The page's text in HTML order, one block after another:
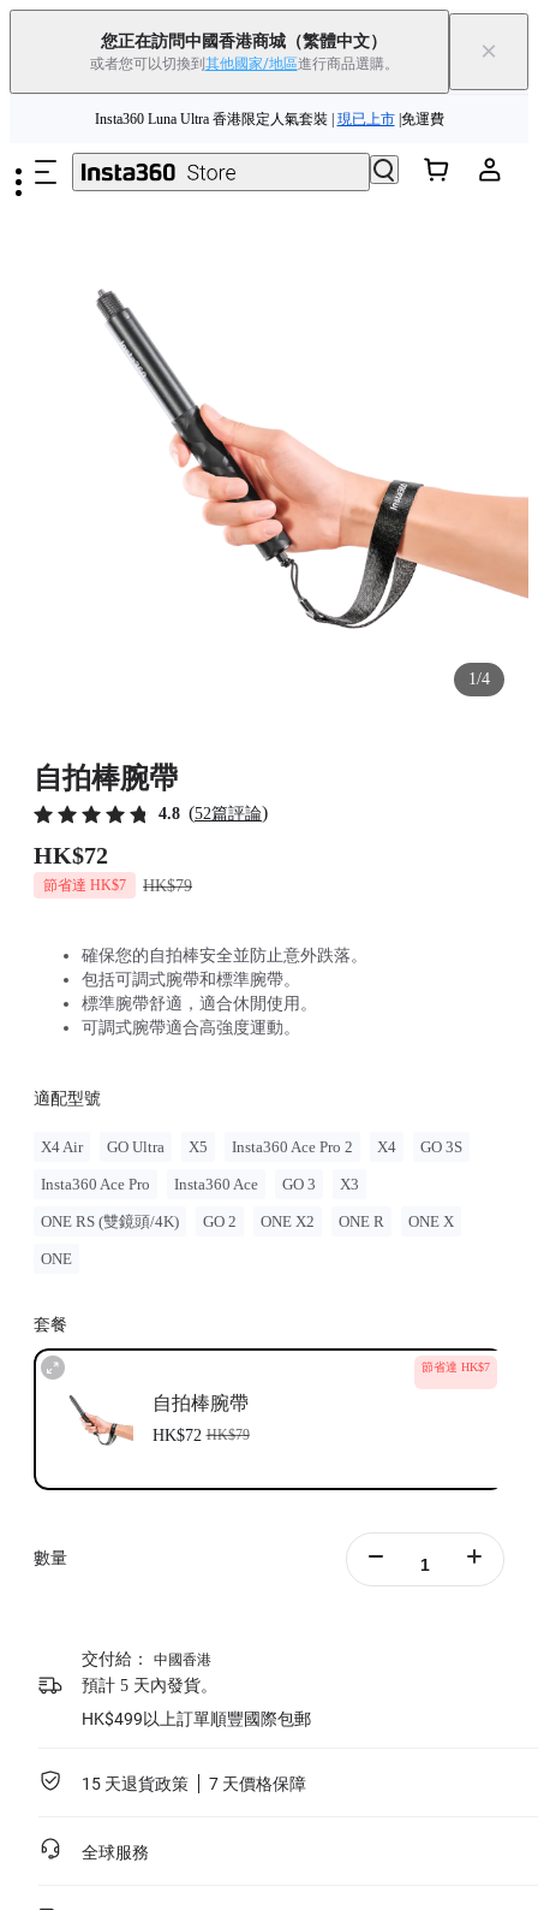
您正在訪問中國香港商城 （繁體中文）
或者您可以切換到 其他國家/地區進行商品選購。 ×
Insta360 Luna Ultra 香港限定人氣套裝 | 現已上市|免運費
夏季優惠 | 精選商品低至 立即選購
Insta360 Luna Ultra 香港限定人氣套裝 |
1/4
自拍棒腕帶
4.8 (52篇評論)
HK$72
節省達 HK$7 HK$79
確保您的自拍棒安全並防止意外跌落。
包括可調式腕帶和標準腕帶。
標準腕帶舒適，適合休閒使用。
可調式腕帶適合高強度運動。
適配型號
X4 Air GO Ultra X5 Insta360 Ace Pro 2 X4 GO 3S
Insta360 Ace Pro Insta360 Ace GO 3 X3
ONE RS (雙鏡頭/4K) GO 2 ONE X2 ONE R ONE X
ONE
套餐
節省達 HK$7
自拍棒腕帶
HK$72 HK$79
數量
交付給： 中國香港
預計 5 天內發貨。
HK$499以上訂單順豐國際包郵
15 天退貨政策 7 天價格保障
全球服務